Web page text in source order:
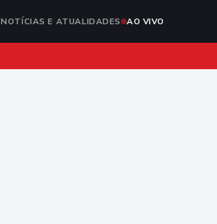
NOTÍCIAS E ATUALIDADES AO VIVO